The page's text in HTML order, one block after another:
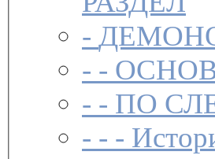
-
- -
- - ПО
- - -